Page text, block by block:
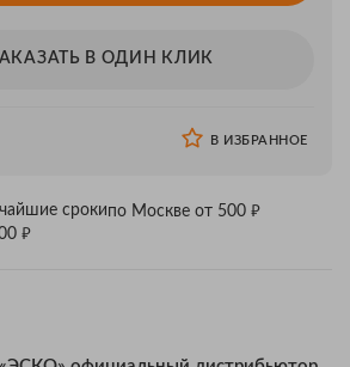
В ОДИН КЛИК
В ИЗБРАННОЕ
срокипо Москве от 500 ₽
₽